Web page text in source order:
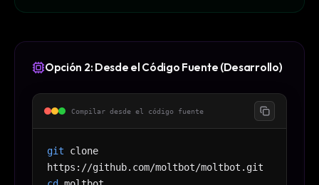
Opción 2: Desde el Código Fuente (Desarrollo)
Compilar desde el código fuente
git clone
https://github.com/moltbot/moltbot.git